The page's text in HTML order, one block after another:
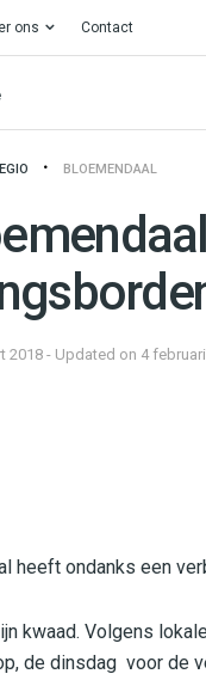
ons Contact
BLOEMENDAAL
2018 - Updated on 4
heeft ondanks een
kwaad. Volgens
de dinsdag voor de